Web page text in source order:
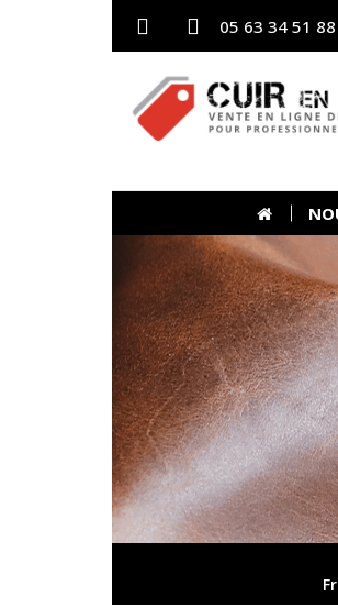
05 63 34 51 88